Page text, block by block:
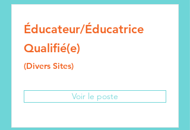
Éducateur/Éducatrice
Qualifié(e)
(Divers Sites)
Voir le poste